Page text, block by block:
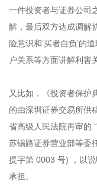
一件投资者与证券公司
解，最后双方达成调解
险意识和‘买者自负’的
户关系等方面讲解利害
又比如，《投资者保护
的由深圳证券交易所供
省高级人民法院再审的
苏锡路证券营业部等委
提字第 0003 号) ，以
承担。